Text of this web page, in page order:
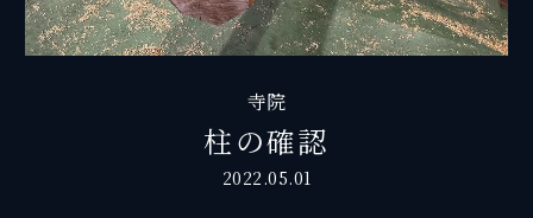
寺院
柱の確認
2022.05.01